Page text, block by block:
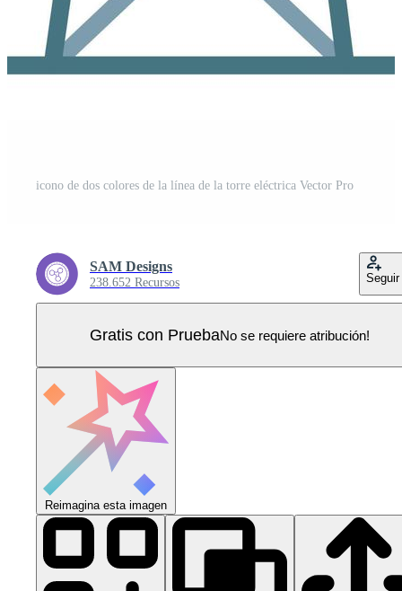
icono de dos colores de la línea de la torre eléctrica Vector Pro
SAM Designs
238.652 Recursos Seguir
Gratis con PruebaNo se requiere atribución!
Reimagina esta imagen